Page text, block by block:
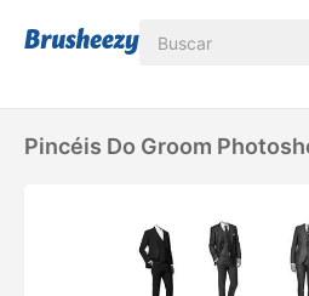
Pincéis Do Groom